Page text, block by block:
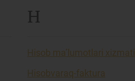
H
Hisob ma’lumotlari xizmati
Hisobvaraq-faktura